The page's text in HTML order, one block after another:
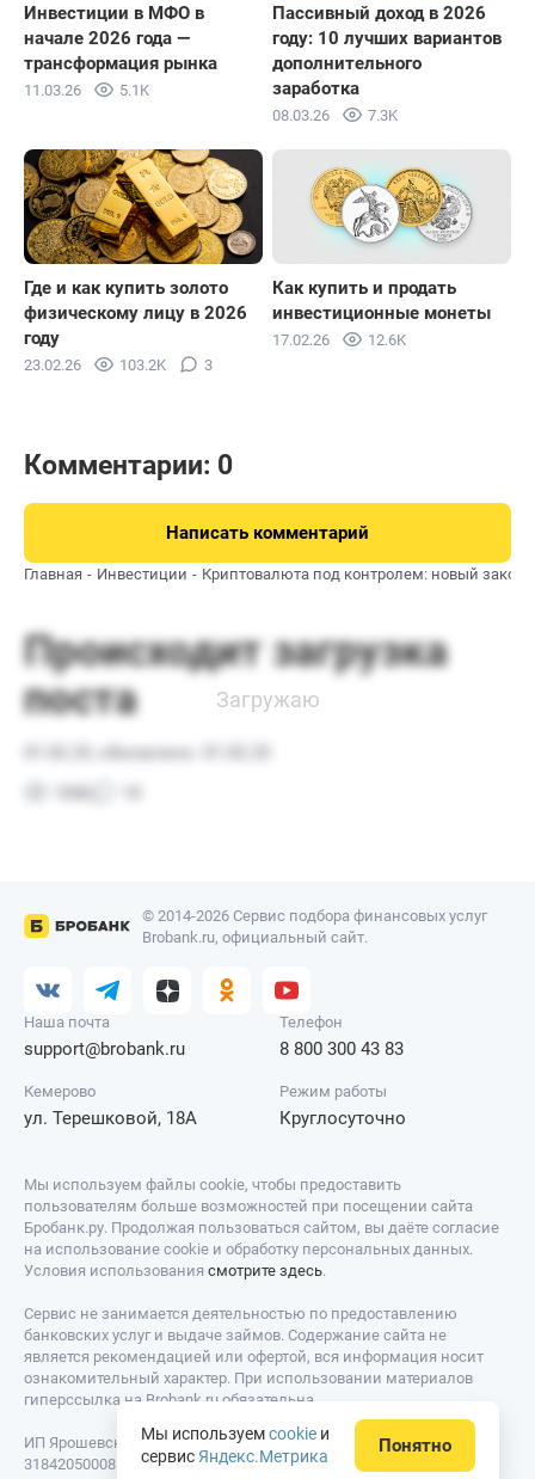
Инвестиции в МФО в
начале 2026 года —
трансформация рынка
11.03.26 5.1K
Пассивный доход в 2026
году: 10 лучших вариантов
дополнительного
заработка
08.03.26 7.3K
Где и как купить золото
физическому лицу в 2026
году
23.02.26 103.2K 3
Как купить и продать
инвестиционные монеты
17.02.26 12.6K
Комментарии: 0
Написать комментарий
Главная Инвестиции Криптовалюта под контролем: новый
© 2014-2026 Сервис подбора финансовых услуг
Brobank.ru, официальный сайт.
Наша почта
support@brobank.ru
Телефон
8 800 300 43 83
Кемерово
ул. Терешковой, 18А
Режим работы
Круглосуточно
Мы используем файлы cookie, чтобы предоставить
пользователям больше возможностей при посещении сайта
Бробанк.ру. Продолжая пользоваться сайтом, вы даёте согласие
на использование cookie и обработку персональных данных.
Условия использования смотрите здесь.
Сервис не занимается деятельностью по предоставлению
банковских услуг и выдаче займов. Содержание сайта не
является рекомендацией или офертой, вся информация носит
ознакомительный характер. При использовании материалов
гиперссылка на Brobank.ru обязательна.
ИП Ярошевский Д.И. ИНН: 423082922740. ОГРНИП:
318420500081301. Свидетельство на товарный знак № 779639 от
Мы используемcookie и
сервис Яндекс.Метрика Понятно